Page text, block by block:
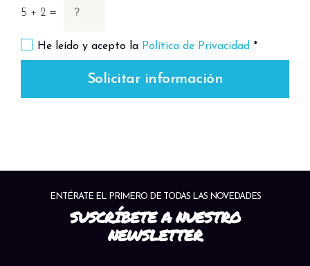
5 + 2 =
He leído y acepto la Política de Privacidad *
Solicitar información
ENTÉRATE EL PRIMERO DE TODAS LAS NOVEDADES
SUSCRÍBETE A NUESTRO
NEWSLETTER